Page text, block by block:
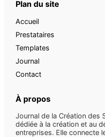
Plan du site
Accueil
Prestataires
Templates
Journal
Contact
À propos
Journal de la Création des
dédiée à la création et au
entreprises. Elle connecte